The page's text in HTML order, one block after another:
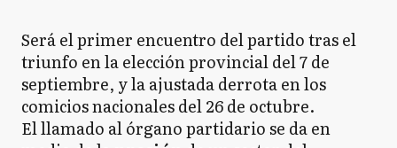
Será el primer encuentro del partido tras el
triunfo en la elección provincial del 7 de
septiembre, y la ajustada derrota en los
comicios nacionales del 26 de octubre.
El llamado al órgano partidario se da en